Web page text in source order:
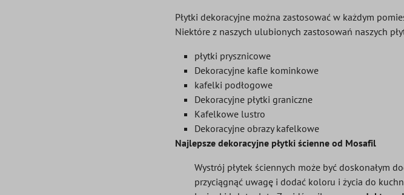
Płytki dekoracyjne można zastosować w każdym
Niektóre z naszych ulubionych zastosowań naszych
płytki prysznicowe
Dekoracyjne kafle kominkowe
kafelki podłogowe
Dekoracyjne płytki graniczne
Kafelkowe lustro
Dekoracyjne obrazy kafelkowe
Najlepsze dekoracyjne płytki ścienne od Mosafil
Wystrój płytek ściennych może być doskonałym
przyciągnąć uwagę i dodać koloru i życia do